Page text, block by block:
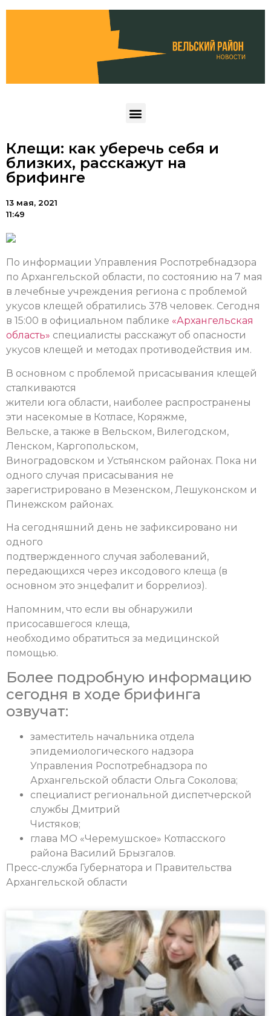
Клещи: как уберечь себя и
близких, расскажут на
брифинге
13 мая, 2021
11:49
По информации Управления Роспотребнадзора
по Архангельской области, по состоянию на 7 мая
в лечебные учреждения региона с проблемой
укусов клещей обратились 378 человек. Сегодня
в 15:00 в официальном паблике «Архангельская
область» специалисты расскажут об опасности
укусов клещей и методах противодействия им.
В основном с проблемой присасывания клещей
сталкиваются
жители юга области, наиболее распространены
эти насекомые в Котласе, Коряжме,
Вельске, а также в Вельском, Вилегодском,
Ленском, Каргопольском,
Виноградовском и Устьянском районах. Пока ни
одного случая присасывания не
зарегистрировано в Мезенском, Лешуконском и
Пинежском районах.
На сегодняшний день не зафиксировано ни
одного
подтвержденного случая заболеваний,
передающихся через иксодового клеща (в
основном это энцефалит и боррелиоз).
Напомним, что если вы обнаружили
присосавшегося клеща,
необходимо обратиться за медицинской
помощью.
Более подробную информацию
сегодня в ходе брифинга
озвучат:
заместитель начальника отдела
эпидемиологического надзора
Управления Роспотребнадзора по
Архангельской области Ольга Соколова;
специалист региональной диспетчерской
службы Дмитрий
Чистяков;
глава МО «Черемушское» Котласского
района Василий Брызгалов.
Пресс-служба Губернатора и Правительства
Архангельской области